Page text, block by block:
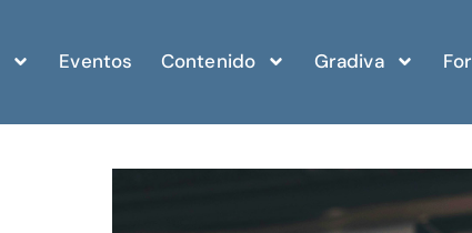
Eventos Contenido Gradiva